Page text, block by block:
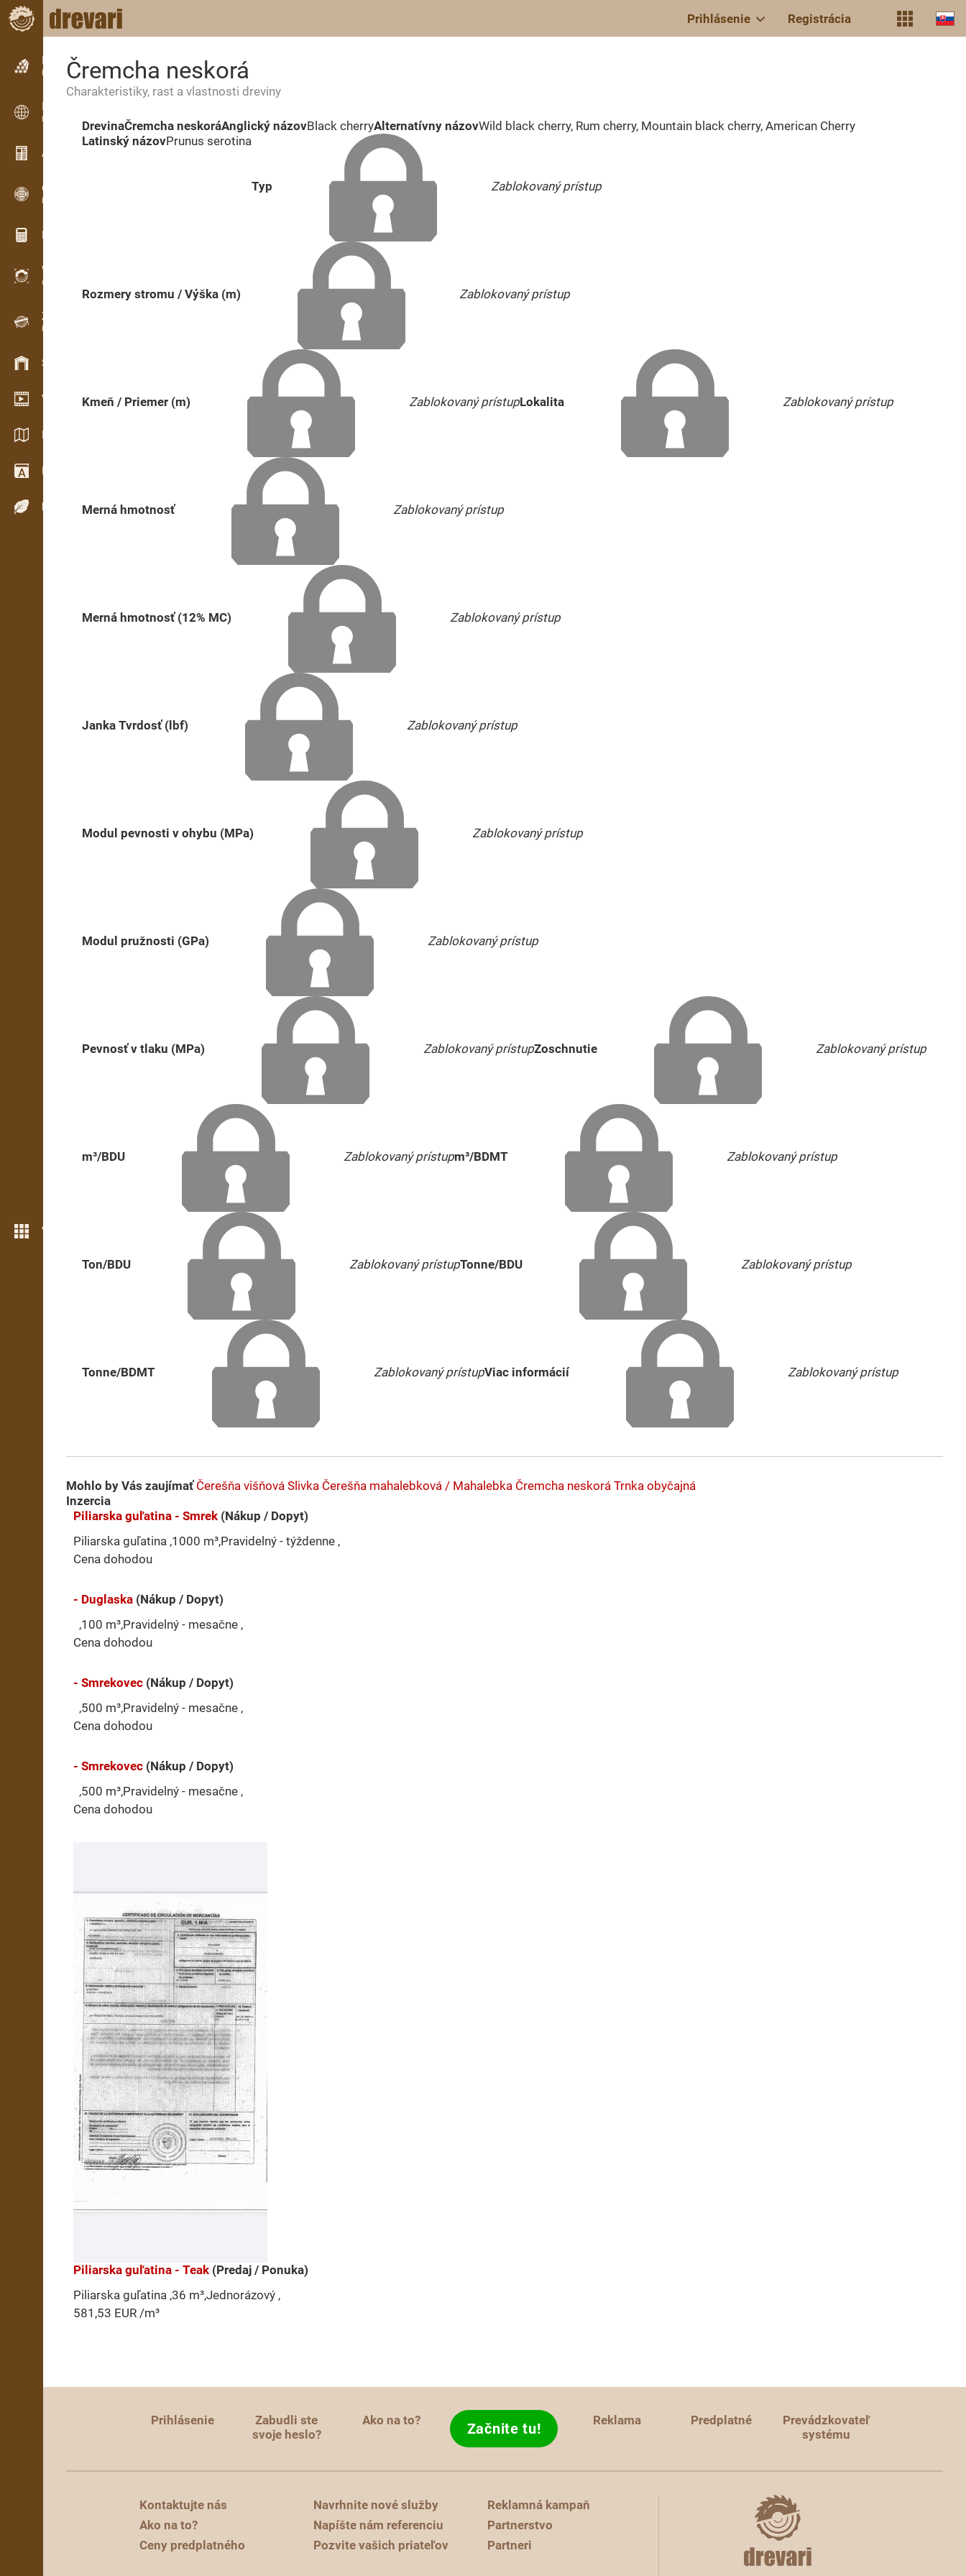
Prihlásenie Registrácia
Inzercia
Riadková inzercia
Inzercia
Medzinárodná inzercia
Aktuality / Články
OPTI-TIMB
Porezové schémy
Drevárske kalkulačky
WoodProfi
Objem dreva s AI
Záznamník
Evidencia dreva v teréne
Skladové hospodárstvo
Video showroom
Katalógy / Brožúry
Drevársky slovník
Dreviny
Viac možností
Čremcha neskorá
Charakteristiky, rast a vlastnosti dreviny
DrevinaČremcha neskoráAnglický názovBlack cherryAlternatívny názovWild black cherry, Rum cherry, Mountain black cherry, American Cherry
Latinský názovPrunus serotina
Typ Zablokovaný prístup
Rozmery stromu / Výška (m) Zablokovaný prístup
Kmeň / Priemer (m) Zablokovaný prístupLokalita Zablokovaný prístup
Merná hmotnosť Zablokovaný prístup
Merná hmotnosť (12% MC) Zablokovaný prístup
Janka Tvrdosť (lbf) Zablokovaný prístup
Modul pevnosti v ohybu (MPa) Zablokovaný prístup
Modul pružnosti (GPa) Zablokovaný prístup
Pevnosť v tlaku (MPa) Zablokovaný prístupZoschnutie Zablokovaný prístup
m³/BDU Zablokovaný prístupm³/BDMT Zablokovaný prístup
Ton/BDU Zablokovaný prístupTonne/BDU Zablokovaný prístup
Tonne/BDMT Zablokovaný prístupViac informácií Zablokovaný prístup
Mohlo by Vás zaujímať Čerešňa višňová Slivka Čerešňa mahalebková / Mahalebka Čremcha neskorá Trnka obyčajná
Inzercia
Piliarska guľatina - Smrek (Nákup / Dopyt)
Piliarska guľatina ,1000 m³,Pravidelný - týždenne ,
Cena dohodou
- Duglaska (Nákup / Dopyt)
,100 m³,Pravidelný - mesačne ,
Cena dohodou
- Smrekovec (Nákup / Dopyt)
,500 m³,Pravidelný - mesačne ,
Cena dohodou
- Smrekovec (Nákup / Dopyt)
,500 m³,Pravidelný - mesačne ,
Cena dohodou
Piliarska guľatina - Teak (Predaj / Ponuka)
Piliarska guľatina ,36 m³,Jednorázový ,
581,53 EUR /m³
Prihlásenie
Zabudli ste
svoje heslo?
Ako na to? Začnite tu! Reklama Predplatné
Prevádzkovateľ
systému
Kontaktujte nás
Ako na to?
Ceny predplatného
Navrhnite nové služby
Napíšte nám referenciu
Pozvite vašich priateľov
Reklamná kampaň
Partnerstvo
Partneri